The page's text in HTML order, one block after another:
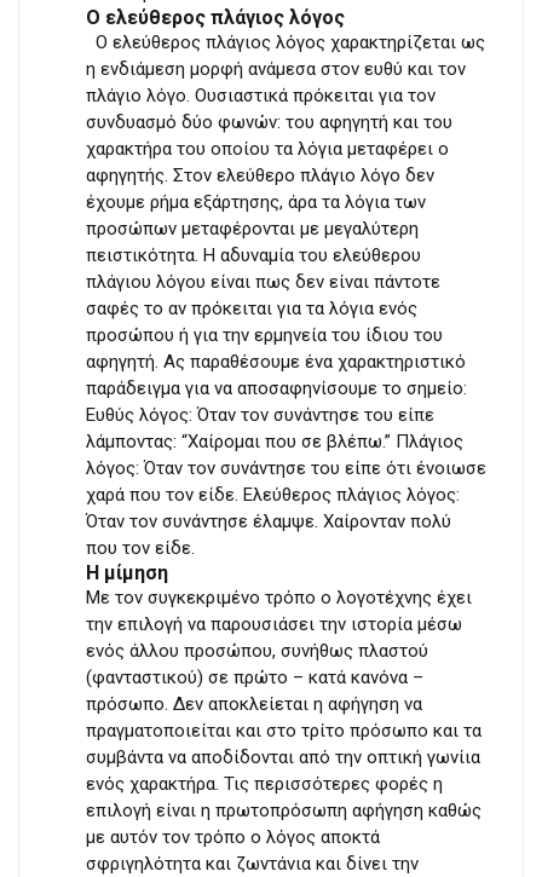
Ο ελεύθερος πλάγιος λόγος
Ο ελεύθερος πλάγιος λόγος χαρακτηρίζεται ως
η ενδιάμεση μορφή ανάμεσα στον ευθύ και τον
πλάγιο λόγο. Ουσιαστικά πρόκειται για τον
συνδυασμό δύο φωνών: του αφηγητή και του
χαρακτήρα του οποίου τα λόγια μεταφέρει ο
αφηγητής. Στον ελεύθερο πλάγιο λόγο δεν
έχουμε ρήμα εξάρτησης, άρα τα λόγια των
προσώπων μεταφέρονται με μεγαλύτερη
πειστικότητα. Η αδυναμία του ελεύθερου
πλάγιου λόγου είναι πως δεν είναι πάντοτε
σαφές το αν πρόκειται για τα λόγια ενός
προσώπου ή για την ερμηνεία του ίδιου του
αφηγητή. Ας παραθέσουμε ένα χαρακτηριστικό
παράδειγμα για να αποσαφηνίσουμε το σημείο:
Ευθύς λόγος: Όταν τον συνάντησε του είπε
λάμποντας: “Χαίρομαι που σε βλέπω.” Πλάγιος
λόγος: Όταν τον συνάντησε του είπε ότι ένοιωσε
χαρά που τον είδε. Ελεύθερος πλάγιος λόγος:
Όταν τον συνάντησε έλαμψε. Χαίρονταν πολύ
που τον είδε.
Η μίμηση
Με τον συγκεκριμένο τρόπο ο λογοτέχνης έχει
την επιλογή να παρουσιάσει την ιστορία μέσω
ενός άλλου προσώπου, συνήθως πλαστού
(φανταστικού) σε πρώτο – κατά κανόνα –
πρόσωπο. Δεν αποκλείεται η αφήγηση να
πραγματοποιείται και στο τρίτο πρόσωπο και τα
συμβάντα να αποδίδονται από την οπτική γωνίια
ενός χαρακτήρα. Τις περισσότερες φορές η
επιλογή είναι η πρωτοπρόσωπη αφήγηση καθώς
με αυτόν τον τρόπο ο λόγος αποκτά
σφριγηλότητα και ζωντάνια και δίνει την